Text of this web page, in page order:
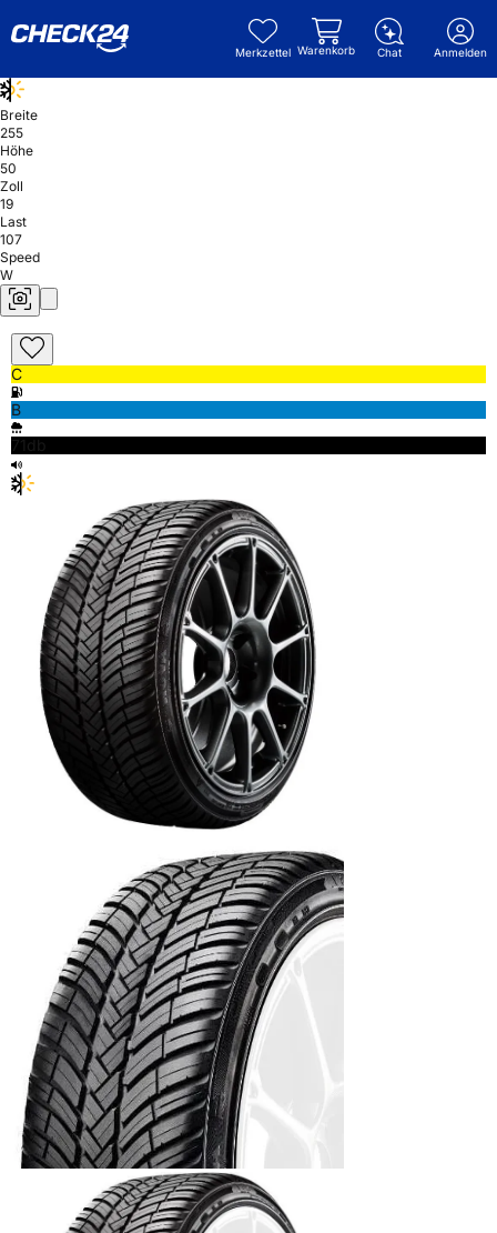
Merkzettel Warenkorb Chat Anmelden
Breite
255
Höhe
50
Zoll
19
Last
107
Speed
W
C
B
71db